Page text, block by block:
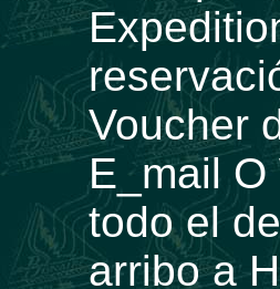
Voucher
E_mail
todo el
arribo a